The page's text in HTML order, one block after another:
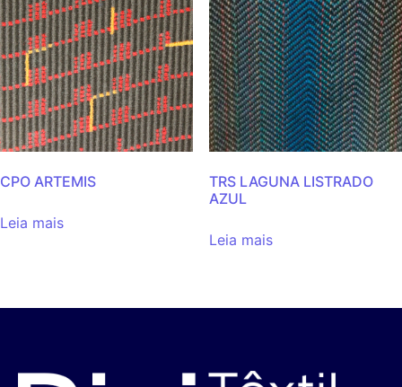
CPO ARTEMIS
Leia mais
TRS LAGUNA LISTRADO
AZUL
Leia mais